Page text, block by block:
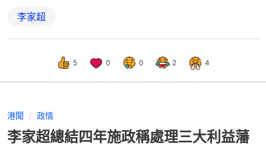
李家超
5 0 0 2 4
港聞 政情
李家超總結四年施政稱處理三大利益藩